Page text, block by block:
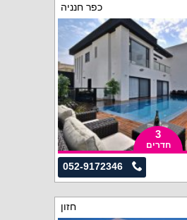
כפר חנניה
3
חדרים
052-9172346
חזון